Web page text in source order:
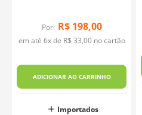
Por: R$ 198,00
em até 6x de R$ 33,00no cartão
ADICIONAR AO CARRINHO
Importados